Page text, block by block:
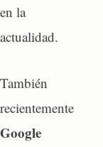
en la
actualidad.
También
recientemente
Google